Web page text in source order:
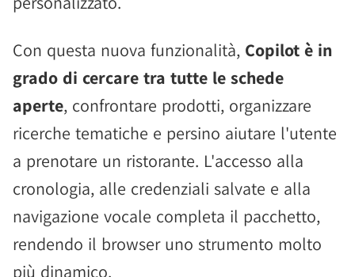
Con questa nuova funzionalità, Copilot è in
grado di cercare tra tutte le schede
aperte, confrontare prodotti, organizzare
ricerche tematiche e persino aiutare l'utente
a prenotare un ristorante. L'accesso alla
cronologia, alle credenziali salvate e alla
navigazione vocale completa il pacchetto,
rendendo il browser uno strumento molto
più dinamico.